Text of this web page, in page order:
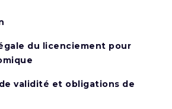
du licenciement pour
validité et obligations de